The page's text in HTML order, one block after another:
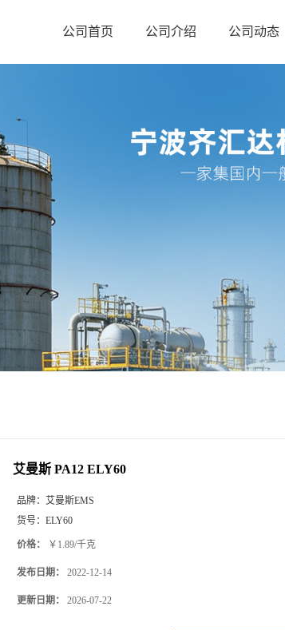
公司首页 公司介绍 公司动态
艾曼斯 PA12 ELY60
品牌： 艾曼斯EMS
货号： ELY60
价格： ￥1.89/千克
发布日期： 2022-12-14
更新日期： 2026-07-22